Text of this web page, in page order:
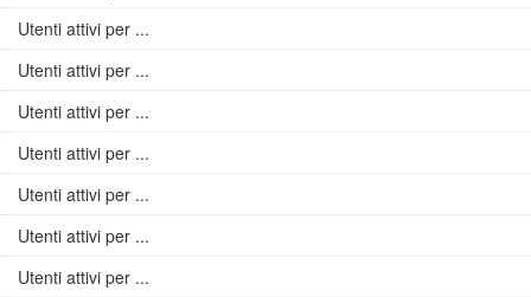
Utenti attivi per ...
Utenti attivi per ...
Utenti attivi per ...
Utenti attivi per ...
Utenti attivi per ...
Utenti attivi per ...
Utenti attivi per ...